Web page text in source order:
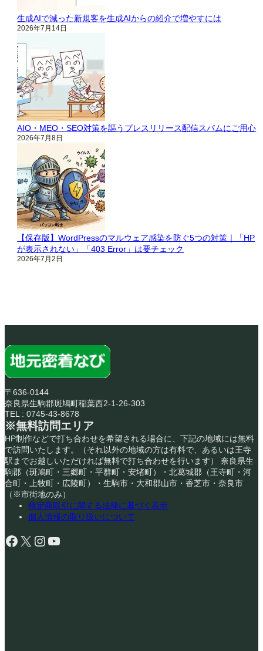
生成AIで減った新規客を生成AIからの紹介で増やすには
2026年7月14日
AIO・MEO・SEO対策を謳うプレスリリース配信スパムにご用心
2026年7月8日
【保存版】WordPressのマルウェア感染を防ぐ5つの対策｜「HP
が表示されない」「403 Error」は要チェック
2026年7月2日
〒636-0144
奈良県生駒郡斑鳩町稲葉西2-1-26-303
TEL : 0745-43-8678
※無料訪問エリア
HP制作などで打ち合わせを希望される場合に、下記の地域には無料
で訪問いたします。（それ以外の地域の方は有料で、あるいは王寺
駅までお越しいただければ無料で打ち合わせを行います） 奈良県生
駒郡（斑鳩町・三郷町・平群町・安堵町）・北葛城郡（王寺町・河
合町・上牧町・広陵町）・生駒市・大和郡山市・香芝市・奈良市
（※市街地のみ）
特定商取引に関する法律に基づく表示
個人情報の取り扱いについて
Facebook X Instagram YouTube